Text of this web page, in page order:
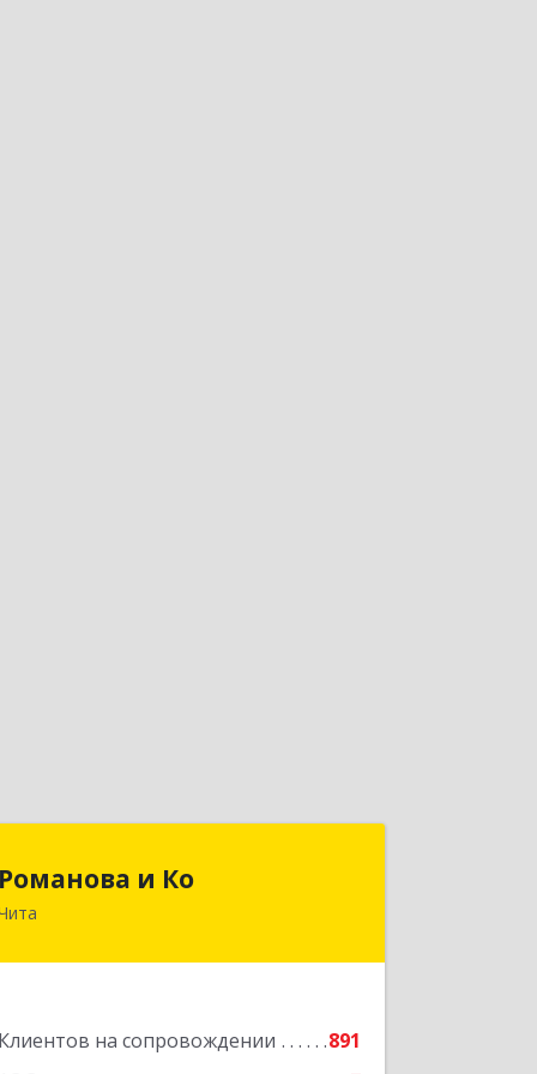
Романова и Ко
Клиентов на сопровождении
891
672000, Забайкальский край, Чита г,